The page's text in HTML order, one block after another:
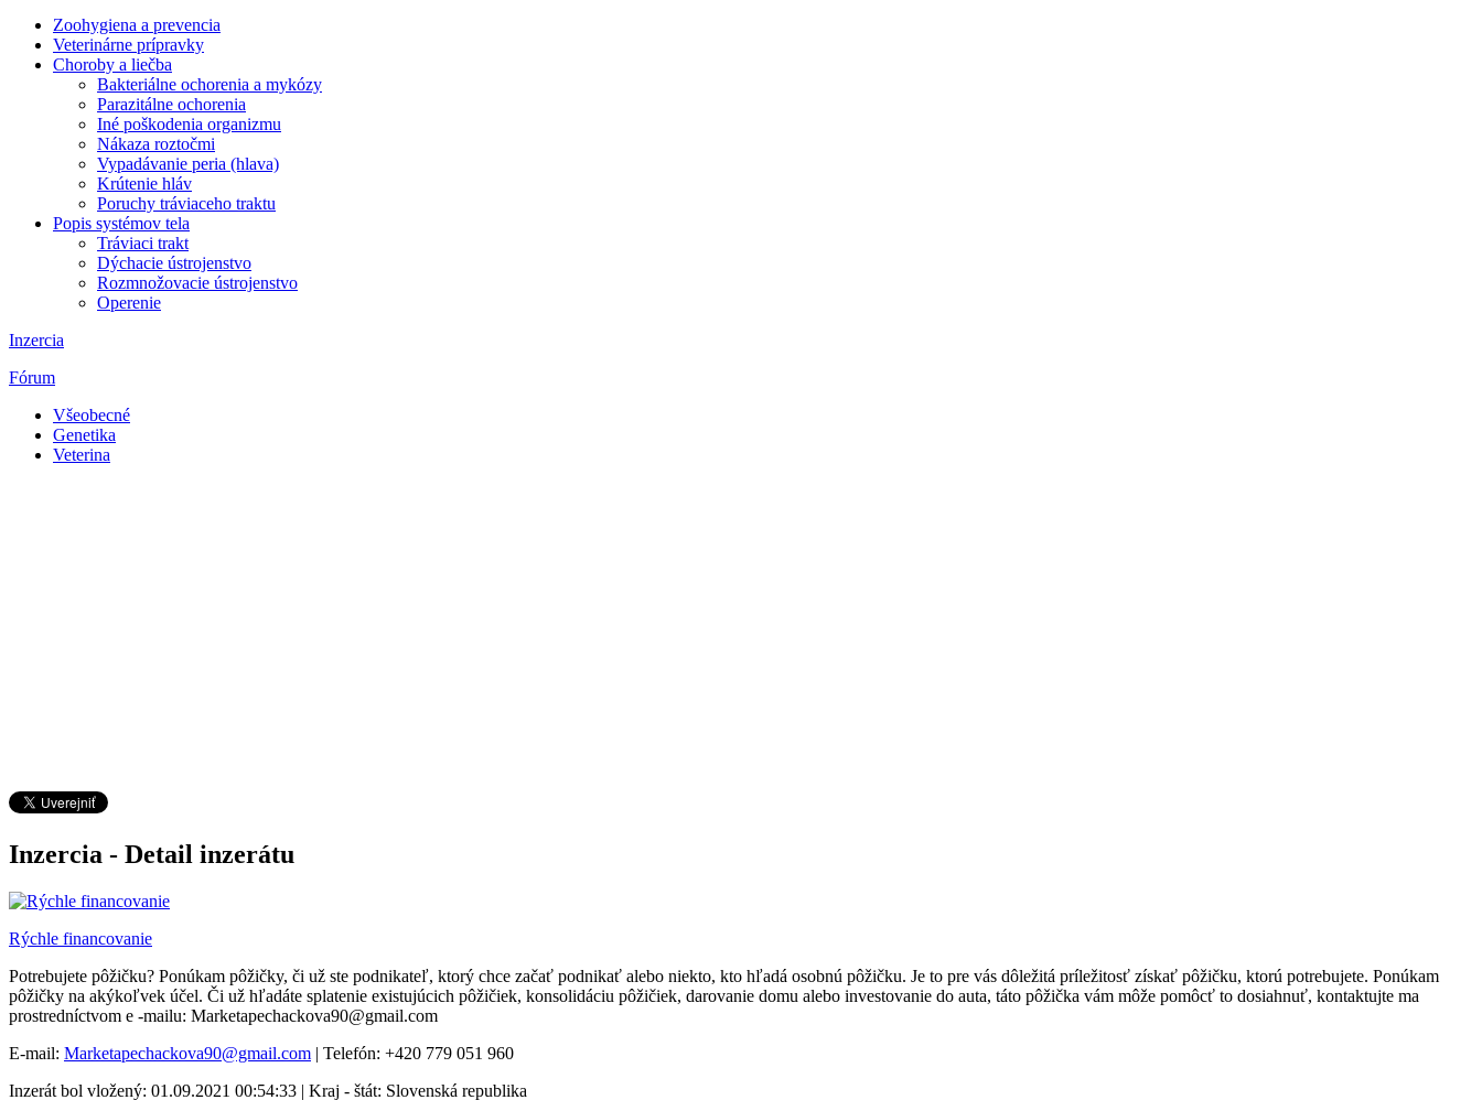
Zoohygiena a prevencia
Veterinárne prípravky
Choroby a liečba
Bakteriálne ochorenia a mykózy
Parazitálne ochorenia
Iné poškodenia organizmu
Nákaza roztočmi
Vypadávanie peria (hlava)
Krútenie hláv
Poruchy tráviaceho traktu
Popis systémov tela
Tráviaci trakt
Dýchacie ústrojenstvo
Rozmnožovacie ústrojenstvo
Operenie
Inzercia
Fórum
Všeobecné
Genetika
Veterina
Inzercia - Detail inzerátu
Rýchle financovanie
Potrebujete pôžičku? Ponúkam pôžičky, či už ste podnikateľ, ktorý chce začať podnikať alebo niekto, kto hľadá osobnú pôžičku. Je to pre vás dôležitá príležitosť získať pôžičku, ktorú potrebujete. Ponúkam
pôžičky na akýkoľvek účel. Či už hľadáte splatenie existujúcich pôžičiek, konsolidáciu pôžičiek, darovanie domu alebo investovanie do auta, táto pôžička vám môže pomôcť to dosiahnuť, kontaktujte ma
prostredníctvom e -mailu: Marketapechackova90@gmail.com
E-mail: Marketapechackova90@gmail.com | Telefón: +420 779 051 960
Inzerát bol vložený: 01.09.2021 00:54:33 | Kraj - štát: Slovenská republika